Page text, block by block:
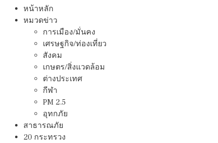
หน้าหลัก
หมวดข่าว
การเมือง/มั่นคง
เศรษฐกิจ/ท่องเที่ยว
สังคม
เกษตร/สิ่งแวดล้อม
ต่างประเทศ
กีฬา
PM 2.5
อุทกภัย
สาธารณภัย
20 กระทรวง